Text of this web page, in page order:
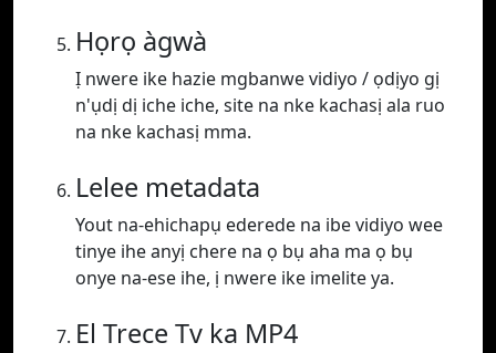
Họrọ àgwà
Ị nwere ike hazie mgbanwe vidiyo / ọdịyo gị
n'ụdị dị iche iche, site na nke kachasị ala ruo
na nke kachasị mma.
Lelee metadata
Yout na-ehichapụ ederede na ibe vidiyo wee
tinye ihe anyị chere na ọ bụ aha ma ọ bụ
onye na-ese ihe, ị nwere ike imelite ya.
El Trece Tv ka MP4